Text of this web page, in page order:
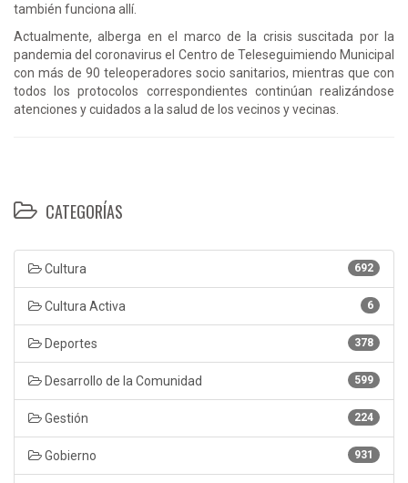
también funciona allí.
Actualmente, alberga en el marco de la crisis suscitada por la
pandemia del coronavirus el Centro de Teleseguimiendo Municipal
con más de 90 teleoperadores socio sanitarios, mientras que con
todos los protocolos correspondientes continúan realizándose
atenciones y cuidados a la salud de los vecinos y vecinas.
CATEGORÍAS
692
Cultura
6
Cultura Activa
378
Deportes
599
Desarrollo de la Comunidad
224
Gestión
931
Gobierno